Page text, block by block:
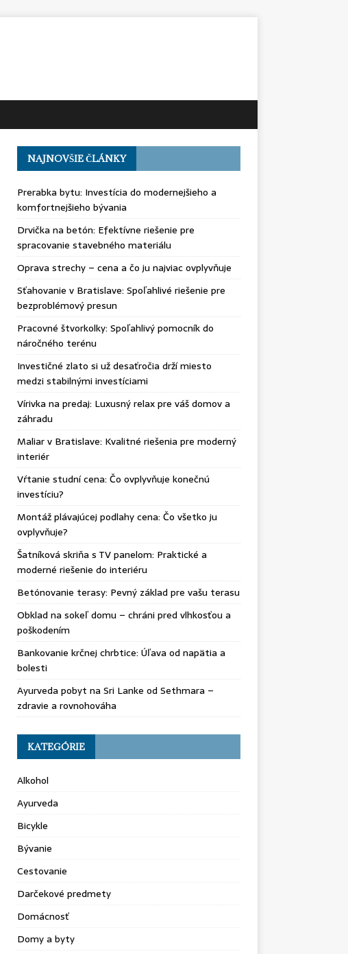
NAJNOVŠIE ČLÁNKY
Prerabka bytu: Investícia do modernejšieho a
komfortnejšieho bývania
Drvička na betón: Efektívne riešenie pre
spracovanie stavebného materiálu
Oprava strechy – cena a čo ju najviac ovplyvňuje
Sťahovanie v Bratislave: Spoľahlivé riešenie pre
bezproblémový presun
Pracovné štvorkolky: Spoľahlivý pomocník do
náročného terénu
Investičné zlato si už desaťročia drží miesto
medzi stabilnými investíciami
Vírivka na predaj: Luxusný relax pre váš domov a
záhradu
Maliar v Bratislave: Kvalitné riešenia pre moderný
interiér
Vŕtanie studní cena: Čo ovplyvňuje konečnú
investíciu?
Montáž plávajúcej podlahy cena: Čo všetko ju
ovplyvňuje?
Šatníková skriňa s TV panelom: Praktické a
moderné riešenie do interiéru
Betónovanie terasy: Pevný základ pre vašu terasu
Obklad na sokeľ domu – chráni pred vlhkosťou a
poškodením
Bankovanie krčnej chrbtice: Úľava od napätia a
bolesti
Ayurveda pobyt na Sri Lanke od Sethmara –
zdravie a rovnohováha
KATEGÓRIE
Alkohol
Ayurveda
Bicykle
Bývanie
Cestovanie
Darčekové predmety
Domácnosť
Domy a byty